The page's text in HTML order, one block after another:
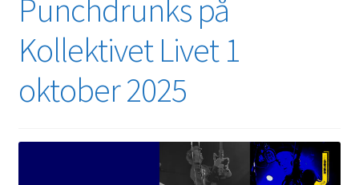
Kontakt
English
Punchdrunks på
Kollektivet Livet 1
oktober 2025